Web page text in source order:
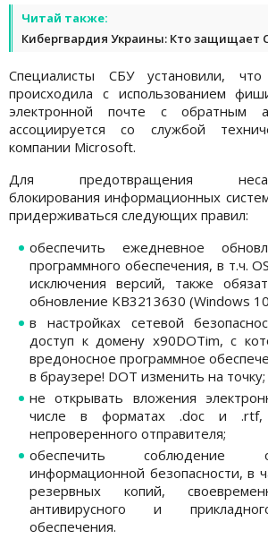
Читай также:
Кибергвардия Украины: Кто защищает
Специалисты СБУ установили, что
происходила с использованием
электронной почте с обратным
ассоциируется со службой
компании Microsoft.
Для предотвращения
блокирования информационных
придерживаться следующих правил:
обеспечить ежедневное
программного обеспечения, в т.ч.
исключения версий, также
обновление KB3213630 (Windows
в настройках сетевой
доступ к домену x90DOTim, с
вредоносное программное
в браузере! DOT изменить на точку;
не открывать вложения
числе в форматах .doc и .rtf,
непроверенного отправителя;
обеспечить соблюдение
информационной безопасности, в
резервных копий,
антивирусного и
обеспечения.